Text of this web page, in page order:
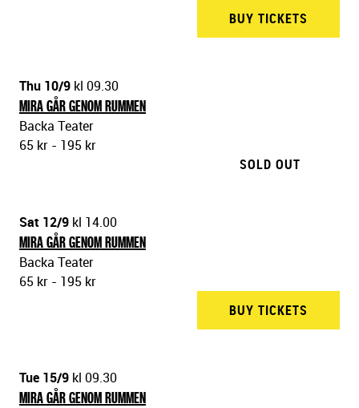
BUY TICKETS
Thu 10/9 kl 09.30
MIRA GÅR GENOM RUMMEN
Backa Teater
65 kr - 195 kr
SOLD OUT
Sat 12/9 kl 14.00
MIRA GÅR GENOM RUMMEN
Backa Teater
65 kr - 195 kr
BUY TICKETS
Tue 15/9 kl 09.30
MIRA GÅR GENOM RUMMEN